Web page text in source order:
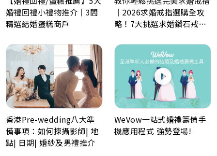
婚禮回禮小禮物推介｜3間
精選結婚蛋糕商戶
｜2026求婚戒指選購全攻
略！7大挑選求婚鑽石戒指
香港Pre-wedding八大準
備事項：如何揀攝影師| 地
點| 日期| 婚紗及男禮推介
WeVow一站式婚禮籌備手
機應用程式 強勢登場!